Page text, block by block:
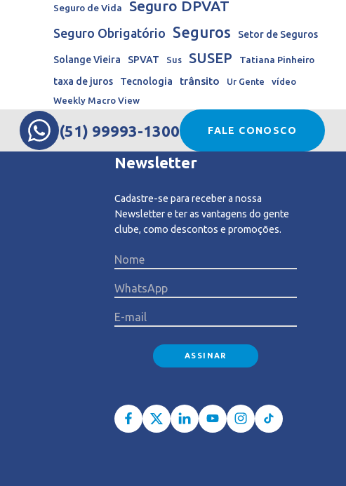
Seguro de Vida Seguro DPVAT
Seguro Obrigatório Seguros Setor de Seguros
Solange Vieira SPVAT Sus SUSEP
Tatiana Pinheiro
taxa de juros
Tecnologia trânsito Ur Gente
vídeo
Weekly Macro View
(51) 99993-1300 FALE CONOSCO
Newsletter
Cadastre-se para receber a nossa
Newsletter e ter as vantagens do gente
clube, como descontos e promoções.